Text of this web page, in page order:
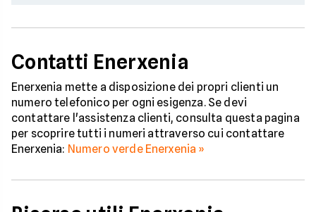
Contatti Enerxenia
Enerxenia mette a disposizione dei propri clienti un
numero telefonico per ogni esigenza. Se devi
contattare l'assistenza clienti, consulta questa pagina
per scoprire tutti i numeri attraverso cui contattare
Enerxenia: Numero verde Enerxenia »